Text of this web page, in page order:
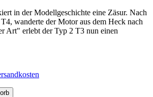
in der Modellgeschichte eine Zäsur. Nach
wanderte der Motor aus dem Heck nach
Art" erlebt der Typ 2 T3 nun einen